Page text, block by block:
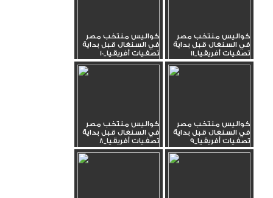
كواليس منتخب مصر
في السنغال قبل بداية
تصفيات أفريقيا_11
كواليس منتخب مصر
في السنغال قبل بداية
تصفيات أفريقيا_10
كواليس منتخب مصر
في السنغال قبل بداية
تصفيات أفريقيا_9
كواليس منتخب مصر
في السنغال قبل بداية
تصفيات أفريقيا_8